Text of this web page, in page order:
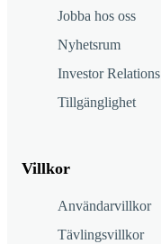
Jobba hos oss
Nyhetsrum
Investor Relations
Tillgänglighet
Villkor
Användarvillkor
Tävlingsvillkor